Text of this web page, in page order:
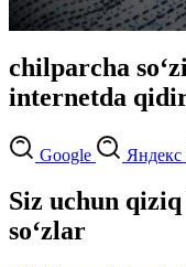
chilparcha
internetda
Google Яндекс
Siz uchun
so‘zlar